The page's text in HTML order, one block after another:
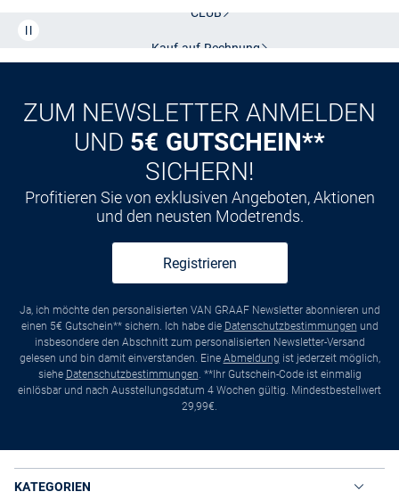
CLUB
Kauf auf Rechnung
ZUM NEWSLETTER ANMELDEN
UND 5€ GUTSCHEIN**
SICHERN!
Profitieren Sie von exklusiven Angeboten, Aktionen
und den neusten Modetrends.
Registrieren
Ja, ich möchte den personalisierten VAN GRAAF Newsletter abonnieren und
einen 5€ Gutschein** sichern. Ich habe die Datenschutzbestimmungen und
insbesondere den Abschnitt zum personalisierten Newsletter-Versand
gelesen und bin damit einverstanden. Eine Abmeldung ist jederzeit möglich,
siehe Datenschutzbestimmungen. **Ihr Gutschein-Code ist einmalig
einlösbar und nach Ausstellungsdatum 4 Wochen gültig. Mindestbestellwert
29,99€.
KATEGORIEN